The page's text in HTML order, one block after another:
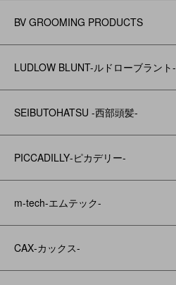
BV GROOMING PRODUCTS
LUDLOW BLUNT-ルドローブラント-
SEIBUTOHATSU -西部頭髪‐
PICCADILLY‐ピカデリー‐
m-tech-エムテック-
CAX‐カックス‐